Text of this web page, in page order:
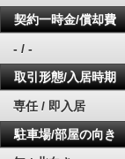
契約一時金/償却費
- / -
取引形態/入居時期
専任 / 即入居
駐車場/部屋の向き